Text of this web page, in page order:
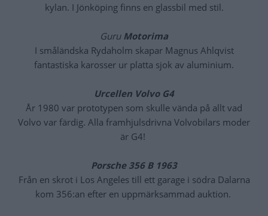
kylan. I Jönköping finns en glassbil med stil.
Guru Motorima
I småländska Rydaholm skapar Magnus Ahlqvist
fantastiska karosser ur platta sjok av aluminium.
Urcellen Volvo G4
År 1980 var prototypen som skulle vända på allt vad
Volvo var färdig. Alla framhjulsdrivna Volvobilars moder
är G4!
Porsche 356 B 1963
Från en skrot i Los Angeles till ett garage i södra Dalarna
kom 356:an efter en uppmärksammad auktion.